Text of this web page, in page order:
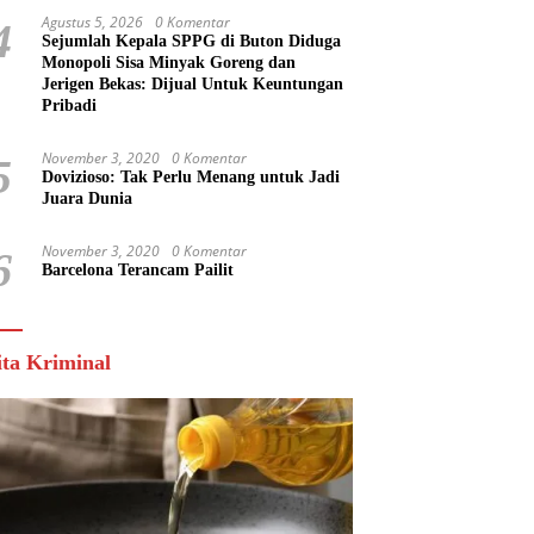
Agustus 5, 2026 0 Komentar
Sejumlah Kepala SPPG di Buton Diduga
Monopoli Sisa Minyak Goreng dan
Jerigen Bekas: Dijual Untuk Keuntungan
Pribadi
November 3, 2020 0 Komentar
Dovizioso: Tak Perlu Menang untuk Jadi
Juara Dunia
November 3, 2020 0 Komentar
Barcelona Terancam Pailit
Kriminal